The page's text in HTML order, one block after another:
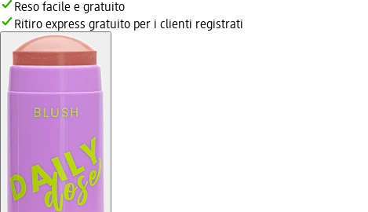
Reso facile e gratuito
Ritiro express gratuito per i clienti registrati